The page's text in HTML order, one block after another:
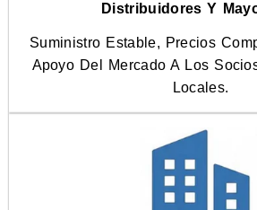
Distribuidores Y
Suministro Estable, Precios
Apoyo Del Mercado A Los
Locales.